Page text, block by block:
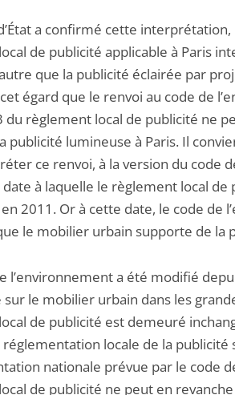
a confirmé cette
de publicité applicable à Paris
que la publicité éclairée par
égard que le renvoi au code de
du règlement local de publicité ne
publicité lumineuse à Paris. Il
ce renvoi, à la version du code
date à laquelle le règlement local de
2011. Or à cette date, le code de
le mobilier urbain supporte de la
l’environnement a été modifié
le mobilier urbain dans les
de publicité est demeuré
locale de la publicité
nationale prévue par le code
de publicité ne peut en